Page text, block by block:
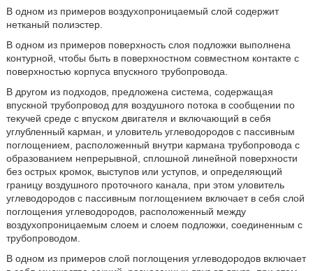
В одном из примеров воздухопроницаемый слой содержит
нетканый полиэстер.
В одном из примеров поверхность слоя подложки выполнена
контурной, чтобы быть в поверхностном совместном контакте с
поверхностью корпуса впускного трубопровода.
В другом из подходов, предложена система, содержащая
впускной трубопровод для воздушного потока в сообщении по
текучей среде с впуском двигателя и включающий в себя
углубленный карман, и уловитель углеводородов с пассивным
поглощением, расположенный внутри кармана трубопровода с
образованием непрерывной, сплошной линейной поверхности
без острых кромок, выступов или уступов, и определяющий
границу воздушного проточного канала, при этом уловитель
углеводородов с пассивным поглощением включает в себя слой
поглощения углеводородов, расположенный между
воздухопроницаемым слоем и слоем подложки, соединенным с
трубопроводом.
В одном из примеров слой поглощения углеводородов включает